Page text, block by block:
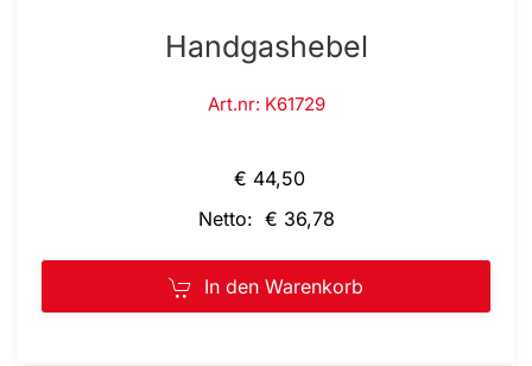
Handgashebel
Art.nr: K61729
€ 44,50
Netto: € 36,78
In den Warenkorb